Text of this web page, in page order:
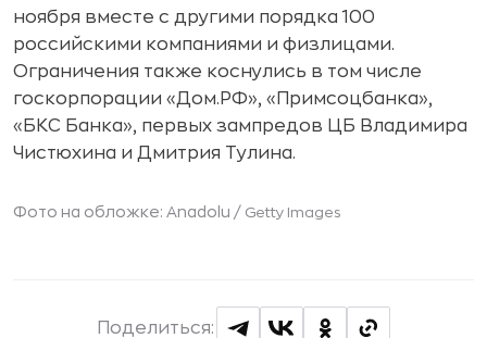
ноября вместе с другими порядка 100
российскими компаниями и физлицами.
Ограничения также коснулись в том числе
госкорпорации «Дом.РФ», «Примсоцбанка»,
«БКС Банка», первых зампредов ЦБ Владимира
Чистюхина и Дмитрия Тулина.
Фото на обложке: Anadolu / Getty Images
Поделиться: